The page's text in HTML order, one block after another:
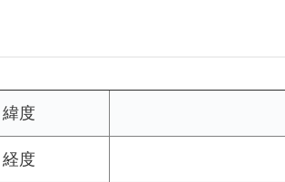
緯度
経度